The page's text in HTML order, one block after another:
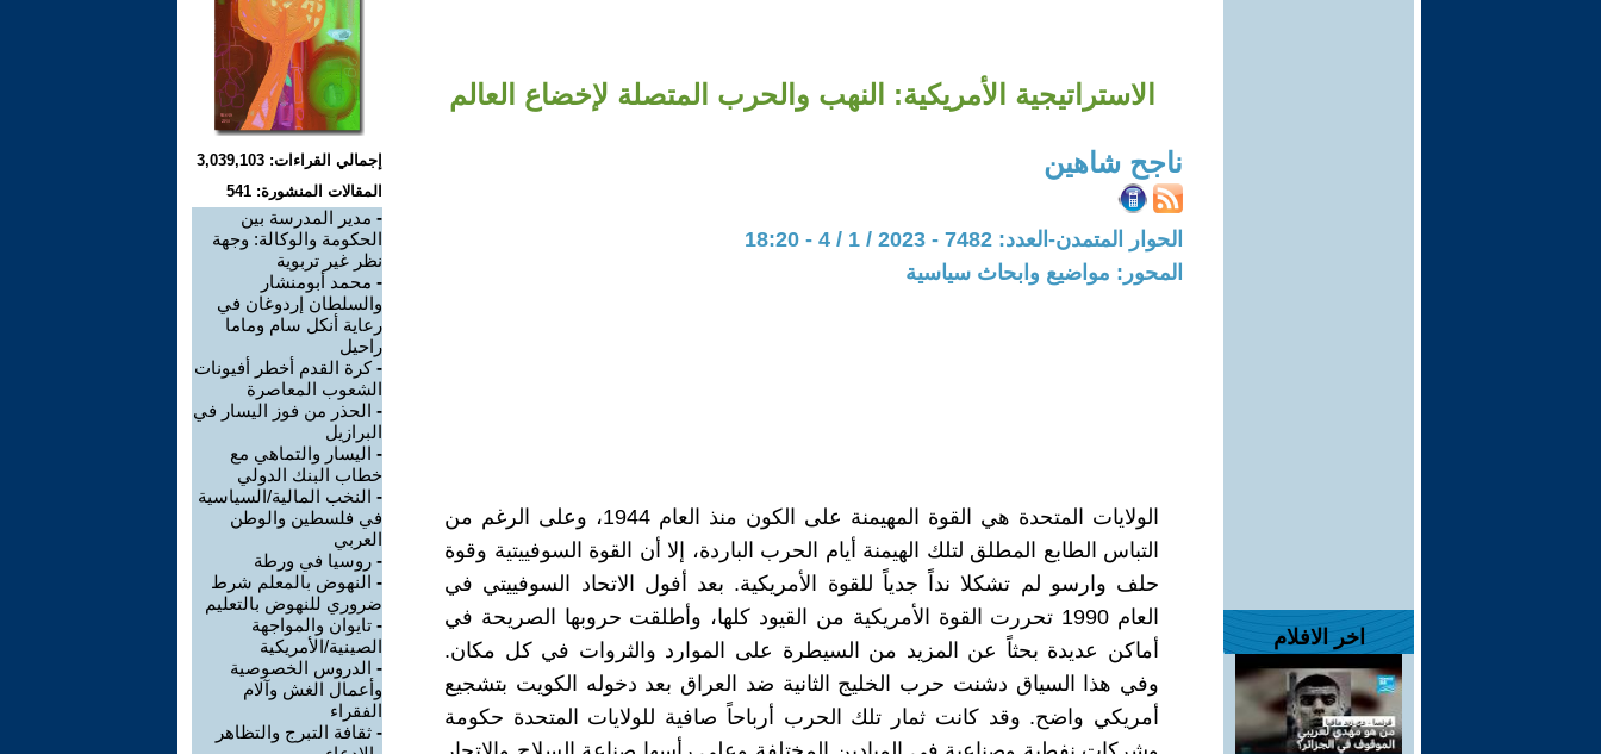
اخر الافلام
الاستراتيجية الأمريكية: النهب والحرب المتصلة لإخضاع العالم
ناجح شاهين
الحوار المتمدن-العدد: 7482 - 2023 / 1 / 4 - 18:20
المحور: مواضيع وابحاث سياسية
الولايات المتحدة هي القوة المهيمنة على الكون منذ العام 1944، وعلى الرغم من
التباس الطابع المطلق لتلك الهيمنة أيام الحرب الباردة، إلا أن القوة السوفييتية وقوة
حلف وارسو لم تشكلا نداً جدياً للقوة الأمريكية. بعد أفول الاتحاد السوفييتي في
العام 1990 تحررت القوة الأمريكية من القيود كلها، وأطلقت حروبها الصريحة في
أماكن عديدة بحثاً عن المزيد من السيطرة على الموارد والثروات في كل مكان.
وفي هذا السياق دشنت حرب الخليج الثانية ضد العراق بعد دخوله الكويت بتشجيع
أمريكي واضح. وقد كانت ثمار تلك الحرب أرباحاً صافية للولايات المتحدة حكومة
إجمالي القراءات: 3,039,103
المقالات المنشورة: 541
- مدير المدرسة بين
الحكومة والوكالة: وجهة
نظر غير تربوية
- محمد أبومنشار
والسلطان إردوغان في
رعاية أنكل سام وماما
راحيل
-كرة القدم أخطر أفيونات
الشعوب المعاصرة
- الحذر من فوز اليسار في
البرازيل
- اليسار والتماهي مع
خطاب البنك الدولي
- النخب المالية/السياسية
في فلسطين والوطن
العربي
- روسيا في ورطة
- النهوض بالمعلم شرط
ضروري للنهوض بالتعليم
- تايوان والمواجهة
الصينية/الأمريكية
- الدروس الخصوصية
وأعمال الغش وآلام
الفقراء
- ثقافة التبرج والتظاهر